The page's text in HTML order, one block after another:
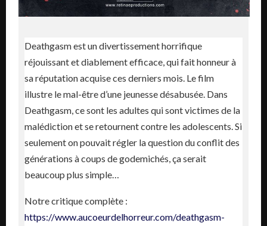
Deathgasm est un divertissement horrifique
réjouissant et diablement efficace, qui fait honneur à
sa réputation acquise ces derniers mois. Le film
illustre le mal-être d’une jeunesse désabusée. Dans
Deathgasm, ce sont les adultes qui sont victimes de la
malédiction et se retournent contre les adolescents. Si
seulement on pouvait régler la question du conflit des
générations à coups de godemichés, ça serait
beaucoup plus simple…
Notre critique complète :
https://www.aucoeurdelhorreur.com/deathgasm-